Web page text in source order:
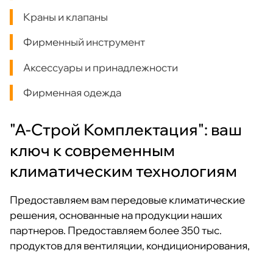
Краны и клапаны
Фирменный инструмент
Аксессуары и принадлежности
Фирменная одежда
"А-Строй Комплектация": ваш
ключ к современным
климатическим технологиям
Предоставляем вам передовые климатические
решения, основанные на продукции наших
партнеров. Предоставляем более 350 тыс.
продуктов для вентиляции, кондиционирования,